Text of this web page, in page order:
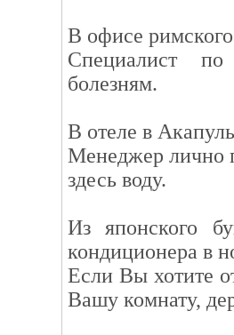
В офисе
Специалист
болезням.
В отеле в
Менеджер лично
здесь воду.
Из японского
кондиционера в
Если Вы хотите
Вашу комнату,